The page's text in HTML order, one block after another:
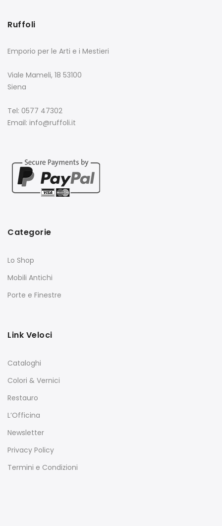
Ruffoli
Emporio per le Arti e i Mestieri
Viale Mameli, 18 53100
Siena
Tel: 0577 47302
Email: info@ruffoli.it
Categorie
Lo Shop
Mobili Antichi
Porte e Finestre
Link Veloci
Cataloghi
Colori & Vernici
Restauro
L’Officina
Newsletter
Privacy Policy
Termini e Condizioni